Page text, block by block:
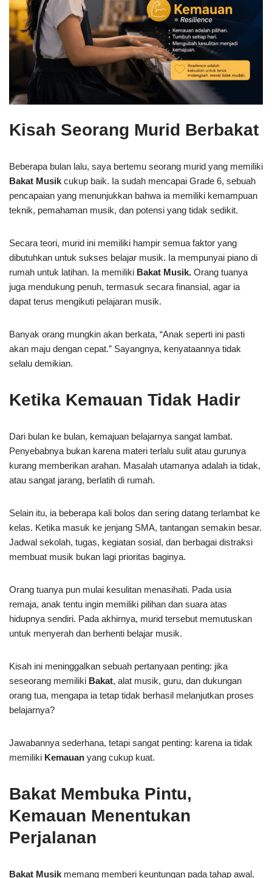
Kisah Seorang Murid Berbakat
Beberapa bulan lalu, saya bertemu seorang murid yang memiliki
Bakat Musik cukup baik. Ia sudah mencapai Grade 6, sebuah
pencapaian yang menunjukkan bahwa ia memiliki kemampuan
teknik, pemahaman musik, dan potensi yang tidak sedikit.
Secara teori, murid ini memiliki hampir semua faktor yang
dibutuhkan untuk sukses belajar musik. Ia mempunyai piano di
rumah untuk latihan. Ia memiliki Bakat Musik. Orang tuanya
juga mendukung penuh, termasuk secara finansial, agar ia
dapat terus mengikuti pelajaran musik.
Banyak orang mungkin akan berkata, “Anak seperti ini pasti
akan maju dengan cepat.” Sayangnya, kenyataannya tidak
selalu demikian.
Ketika Kemauan Tidak Hadir
Dari bulan ke bulan, kemajuan belajarnya sangat lambat.
Penyebabnya bukan karena materi terlalu sulit atau gurunya
kurang memberikan arahan. Masalah utamanya adalah ia tidak,
atau sangat jarang, berlatih di rumah.
Selain itu, ia beberapa kali bolos dan sering datang terlambat ke
kelas. Ketika masuk ke jenjang SMA, tantangan semakin besar.
Jadwal sekolah, tugas, kegiatan sosial, dan berbagai distraksi
membuat musik bukan lagi prioritas baginya.
Orang tuanya pun mulai kesulitan menasihati. Pada usia
remaja, anak tentu ingin memiliki pilihan dan suara atas
hidupnya sendiri. Pada akhirnya, murid tersebut memutuskan
untuk menyerah dan berhenti belajar musik.
Kisah ini meninggalkan sebuah pertanyaan penting: jika
seseorang memiliki Bakat, alat musik, guru, dan dukungan
orang tua, mengapa ia tetap tidak berhasil melanjutkan proses
belajarnya?
Jawabannya sederhana, tetapi sangat penting: karena ia tidak
memiliki Kemauan yang cukup kuat.
Bakat Membuka Pintu,
Kemauan Menentukan
Perjalanan
Bakat Musik memang memberi keuntungan pada tahap awal.